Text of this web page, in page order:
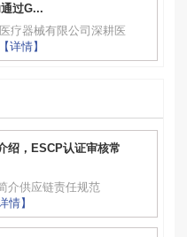
过G...
疗器械有限公司深耕医
【详情】
绍，ESCP认证审核常
介供应链责任规范
情】